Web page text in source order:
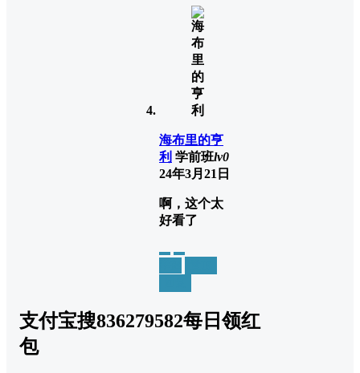
海布里的亨
利 学前班lv0
24年3月21日
啊，这个太
好看了
支付宝搜836279582每日领红
包